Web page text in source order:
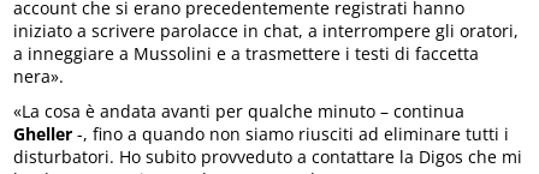
account che si erano precedentemente registrati hanno
iniziato a scrivere parolacce in chat, a interrompere gli oratori,
a inneggiare a Mussolini e a trasmettere i testi di faccetta
nera».
«La cosa è andata avanti per qualche minuto – continua
Gheller -, fino a quando non siamo riusciti ad eliminare tutti i
disturbatori. Ho subito provveduto a contattare la Digos che mi